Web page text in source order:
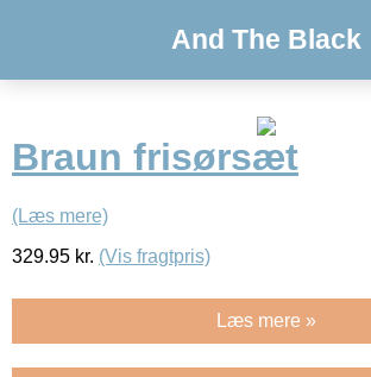
And The Black
Braun frisørsæt
(Læs mere)
329.95 kr. (Vis fragtpris)
Læs mere »